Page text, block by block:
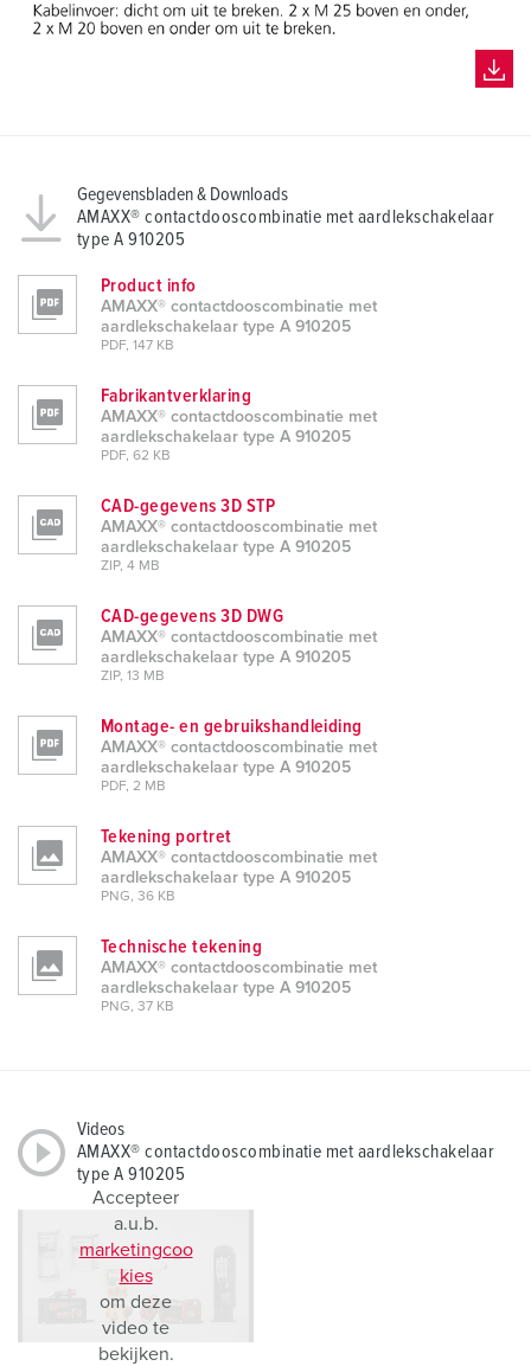
Gegevensbladen & Downloads
AMAXX® contactdooscombinatie met aardlekschakelaar
type A 910205
Product info
AMAXX® contactdooscombinatie met
aardlekschakelaar type A 910205
PDF, 147 KB
Fabrikantverklaring
AMAXX® contactdooscombinatie met
aardlekschakelaar type A 910205
PDF, 62 KB
CAD-gegevens 3D STP
AMAXX® contactdooscombinatie met
aardlekschakelaar type A 910205
ZIP, 4 MB
CAD-gegevens 3D DWG
AMAXX® contactdooscombinatie met
aardlekschakelaar type A 910205
ZIP, 13 MB
Montage- en gebruikshandleiding
AMAXX® contactdooscombinatie met
aardlekschakelaar type A 910205
PDF, 2 MB
Tekening portret
AMAXX® contactdooscombinatie met
aardlekschakelaar type A 910205
PNG, 36 KB
Technische tekening
AMAXX® contactdooscombinatie met
aardlekschakelaar type A 910205
PNG, 37 KB
Videos
AMAXX® contactdooscombinatie met aardlekschakelaar
type A 910205
Accepteer
a.u.b.
marketingcoo
kies
om deze
video te
bekijken.